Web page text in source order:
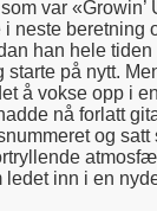
var «Growin’
i neste beretning
han hele
starte på nytt.
å vokse opp i
nå forlatt
og satt
ledet inn i en